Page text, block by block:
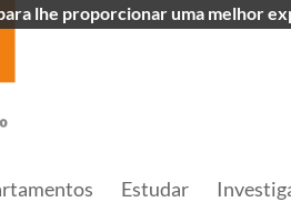
Estudar
lhe proporcionar uma melhor